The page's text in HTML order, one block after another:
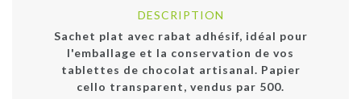
DESCRIPTION
Sachet plat avec rabat adhésif, idéal pour
l'emballage et la conservation de vos
tablettes de chocolat artisanal. Papier
cello transparent, vendus par 500.